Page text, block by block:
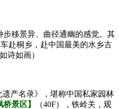
移景异、曲径通幽的感觉。其
赴桐乡，赴中国最美的水乡古
诗如画）
产名录》，堪称中国私家园林
桥景区】
（40F），铁岭关，观